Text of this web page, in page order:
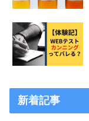
新着記事